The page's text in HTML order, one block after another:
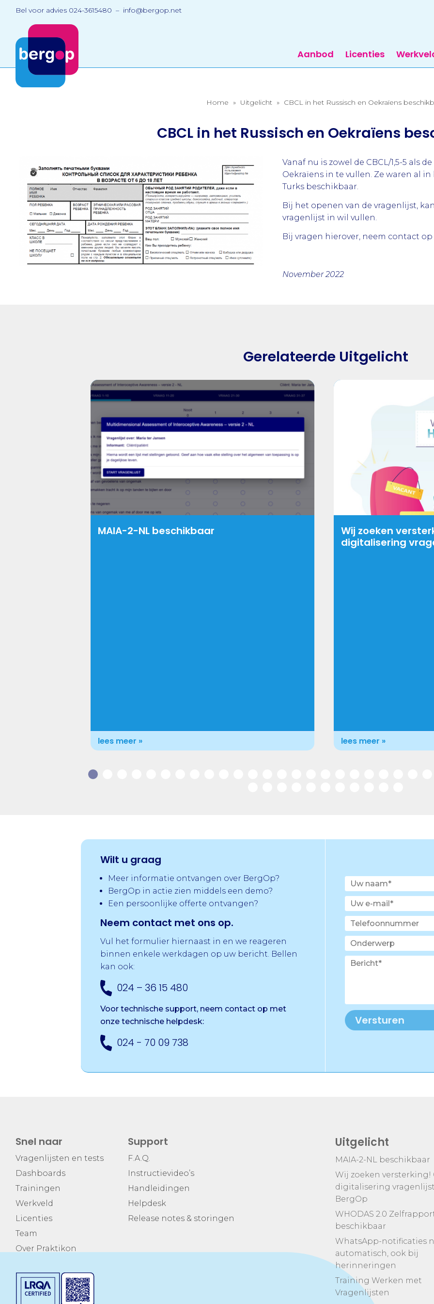
Bel voor advies 024-3615480 – info@bergop.net
Aanbod Licenties
Home » Uitgelicht » CBCL in het Russisch en Oekraïens
CBCL in het Russisch en Oekraïens
Vanaf nu is zowel de CBCL/1,5-5 als
Oekraïens in te vullen. Ze waren al in
Turks beschikbaar.
Bij het openen van de vragenlijst,
vragenlijst in wil vullen.
Bij vragen hierover, neem contact
November 2022
Gerelateerde Uitgelicht
MAIA-2-NL beschikbaar
lees meer »
Wij zoeken
digitalisering
lees meer »
Wilt u graag
Meer informatie ontvangen over BergOp?
BergOp in actie zien middels een demo?
Een persoonlijke offerte ontvangen?
Neem contact met ons op.
Vul het formulier hiernaast in en we reageren
binnen enkele werkdagen op uw bericht. Bellen
kan ook:
024 – 36 15 480
Voor technische support, neem contact op met
onze technische helpdesk:
024 - 70 09 738
Versturen
Snel naar
Vragenlijsten en tests
Dashboards
Trainingen
Werkveld
Licenties
Team
Over Praktikon
Support
F.A.Q.
Instructievideo’s
Handleidingen
Helpdesk
Release notes & storingen
Uitgelicht
MAIA-2-NL beschikbaar
Wij zoeken versterking!
digitalisering
BergOp
WHODAS 2.0
beschikbaar
WhatsApp-notificaties
automatisch, ook bij
herinneringen
Training Werken met
Vragenlijsten